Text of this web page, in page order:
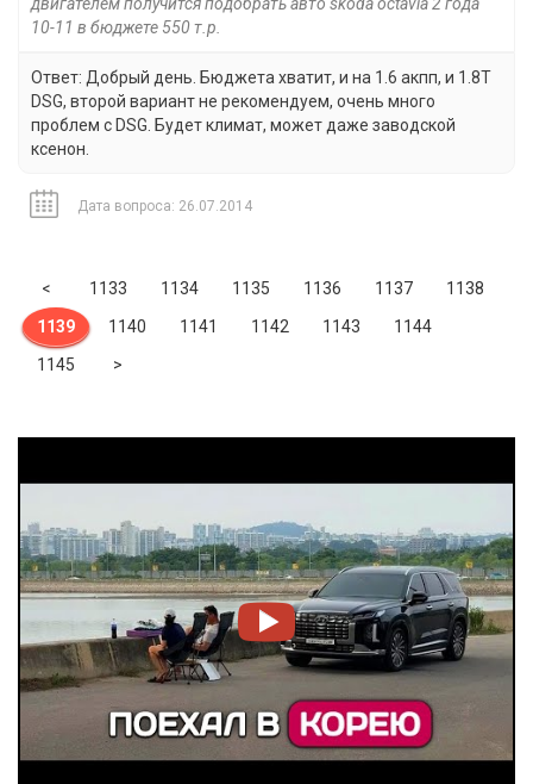
двигателем получится подобрать авто skoda octavia 2 года
10-11 в бюджете 550 т.р.
Ответ: Добрый день. Бюджета хватит, и на 1.6 акпп, и 1.8Т
DSG, второй вариант не рекомендуем, очень много
проблем с DSG. Будет климат, может даже заводской
ксенон.
Дата вопроса: 26.07.2014
< Previous
1133 1134 1135 1136 1137
1138
1139
1140 1141 1142 1143
1144
1145
>